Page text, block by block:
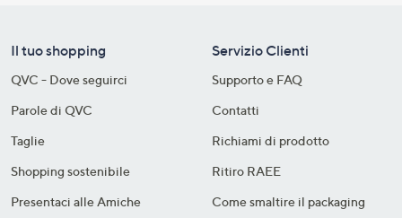
Il tuo shopping
QVC - Dove seguirci
Parole di QVC
Taglie
Shopping sostenibile​
Presentaci alle Amiche
Servizio Clienti
Supporto e FAQ
Contatti
Richiami di prodotto
Ritiro RAEE
Come smaltire il packaging​